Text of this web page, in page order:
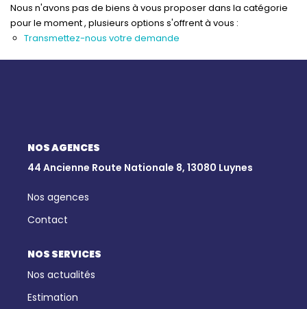
Notre Équipe
Nous Rejoindre
Nos Actualités
Nous n'avons pas de biens à vous proposer dans la catégorie
pour le moment , plusieurs options s'offrent à vous :
Transmettez-nous votre demande
NOS AGENCES
44 Ancienne Route Nationale 8, 13080 Luynes
Nos agences
Contact
NOS SERVICES
Nos actualités
Estimation